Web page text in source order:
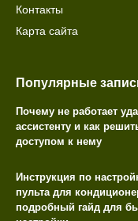
Контакты
Карта сайта
Популярные
Почему не работает
ассистенту и как
доступом к нему
Инструкция по
пульта для
подробный гайд для